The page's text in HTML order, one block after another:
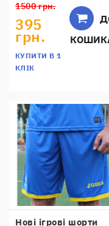
1500 грн.
395
грн.
КУПИТИ В 1
КЛІК
Нові ігрові шорти